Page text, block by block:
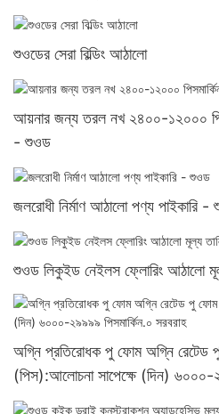
শুওডের সেরা বিল্ডিং আঠালো
আয়নার জন্য তরল নখ ২৪০০-১২০০০
- শুওড
জলরোধী নির্মাণ আঠালো পণ্য পাইকারি
শুওড লিকুইড নেইলস ফ্লোরিং আঠালো
অগ্নি প্রতিরোধক পু ফোম অগ্নি
(পিস):আলোচনা সাপেক্ষে (দিন) ৬০০০-